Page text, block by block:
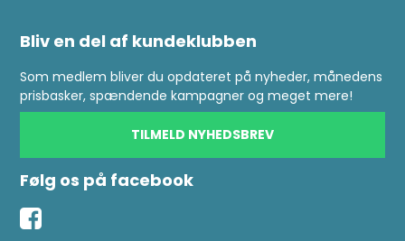
Bliv en del af kundeklubben
Som medlem bliver du opdateret på nyheder, månedens
prisbasker, spændende kampagner og meget mere!
TILMELD NYHEDSBREV
Følg os på facebook